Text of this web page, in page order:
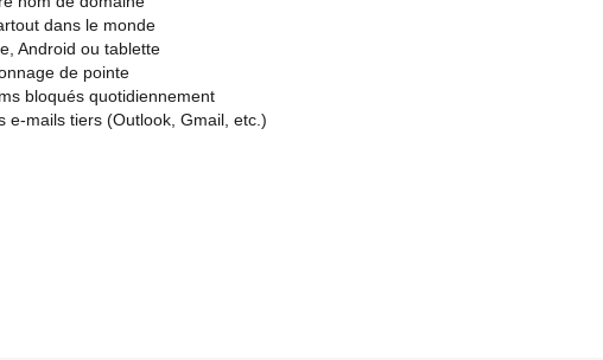
dans le monde
Android ou tablette
de pointe
bloqués quotidiennement
e-mails tiers (Outlook, Gmail, etc.)